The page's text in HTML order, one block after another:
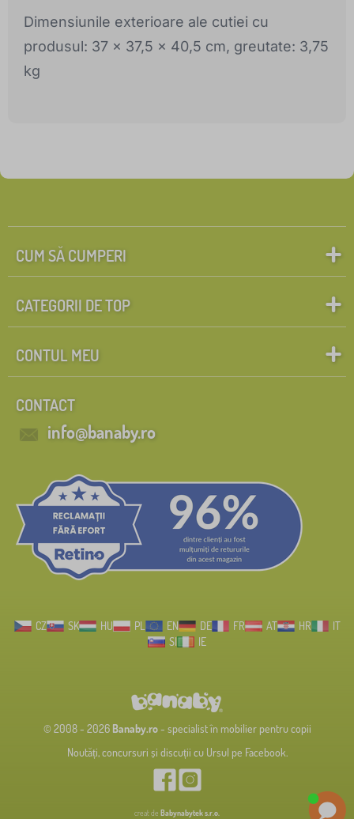
Dimensiunile exterioare ale cutiei cu
produsul: 37 x 37,5 x 40,5 cm, greutate: 3,75
kg
CUM SĂ CUMPERI
CATEGORII DE TOP
CONTUL MEU
CONTACT
info@banaby.ro
CZ SK HU PL EN DE FR AT HR
IT
SI
IE
© 2008 - 2026 Banaby.ro- specialist în mobilier pentru copii
Noutăți, concursuri și discuții cu Ursul pe Facebook.
creat de Babynabytek s.r.o.